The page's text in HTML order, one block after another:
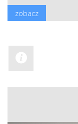
zobacz